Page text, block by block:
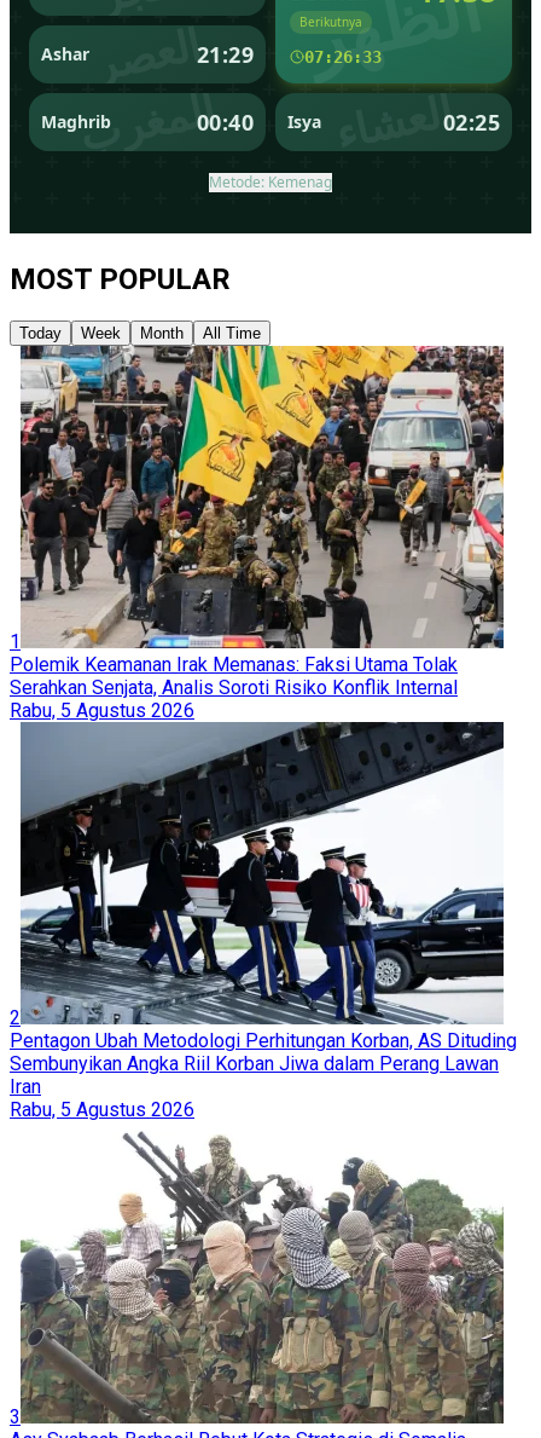
MOST POPULAR
Today Week Month All Time
1
Polemik Keamanan Irak Memanas: Faksi Utama Tolak
Serahkan Senjata, Analis Soroti Risiko Konflik Internal
Rabu, 5 Agustus 2026
2
Pentagon Ubah Metodologi Perhitungan Korban, AS Dituding
Sembunyikan Angka Riil Korban Jiwa dalam Perang Lawan
Iran
Rabu, 5 Agustus 2026
3